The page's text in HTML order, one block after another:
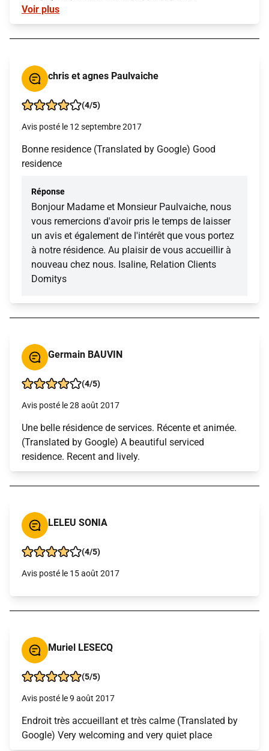
Voir plus
chris et agnes Paulvaiche
(4/5)
Avis posté le 12 septembre 2017
Bonne residence (Translated by Google) Good
residence
Réponse
Bonjour Madame et Monsieur Paulvaiche, nous
vous remercions d'avoir pris le temps de laisser
un avis et également de l'intérêt que vous portez
à notre résidence. Au plaisir de vous accueillir à
nouveau chez nous. Isaline, Relation Clients
Domitys
Germain BAUVIN
(4/5)
Avis posté le 28 août 2017
Une belle résidence de services. Récente et animée.
(Translated by Google) A beautiful serviced
residence. Recent and lively.
LELEU SONIA
(4/5)
Avis posté le 15 août 2017
Muriel LESECQ
(5/5)
Avis posté le 9 août 2017
Endroit très accueillant et très calme (Translated by
Google) Very welcoming and very quiet place